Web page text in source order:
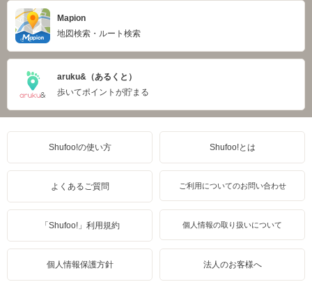
Mapion
地図検索・ルート検索
aruku&（あるくと）
歩いてポイントが貯まる
Shufoo!の使い方 Shufoo!とは
よくあるご質問 ご利用についてのお問い合わせ
「Shufoo!」利用規約 個人情報の取り扱いについて
個人情報保護方針 法人のお客様へ